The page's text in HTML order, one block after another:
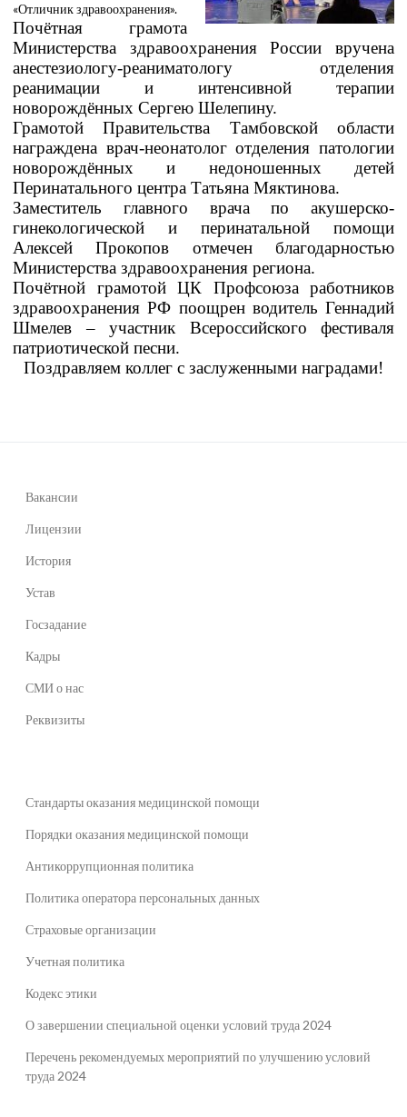
«Отличник здравоохранения».
Почётная грамота
Министерства здравоохранения России вручена
анестезиологу-реаниматологу отделения
реанимации и интенсивной терапии
новорождённых Сергею Шелепину.
Грамотой Правительства Тамбовской области
награждена врач-неонатолог отделения патологии
новорождённых и недоношенных детей
Перинатального центра Татьяна Мяктинова.
Заместитель главного врача по акушерско-
гинекологической и перинатальной помощи
Алексей Прокопов отмечен благодарностью
Министерства здравоохранения региона.
Почётной грамотой ЦК Профсоюза работников
здравоохранения РФ поощрен водитель Геннадий
Шмелев – участник Всероссийского фестиваля
патриотической песни.
Поздравляем коллег с заслуженными наградами!
Вакансии
Лицензии
История
Устав
Госзадание
Кадры
СМИ о нас
Реквизиты
Стандарты оказания медицинской помощи
Порядки оказания медицинской помощи
Антикоррупционная политика
Политика оператора персональных данных
Страховые организации
Учетная политика
Кодекс этики
О завершении специальной оценки условий труда 2024
Перечень рекомендуемых мероприятий по улучшению условий
труда 2024